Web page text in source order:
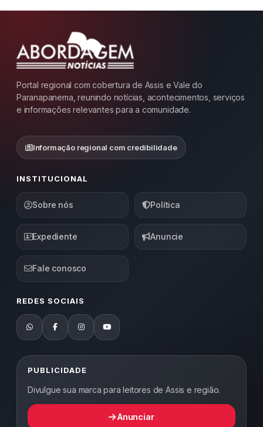
Portal regional com cobertura de Assis e Vale do
Paranapanema, reunindo notícias, acontecimentos, serviços
e informações relevantes para a comunidade.
Informação regional com credibilidade
INSTITUCIONAL
Sobre nós Política
Expediente Anuncie
Fale conosco
REDES SOCIAIS
PUBLICIDADE
Divulgue sua marca para leitores de Assis e região.
Anunciar